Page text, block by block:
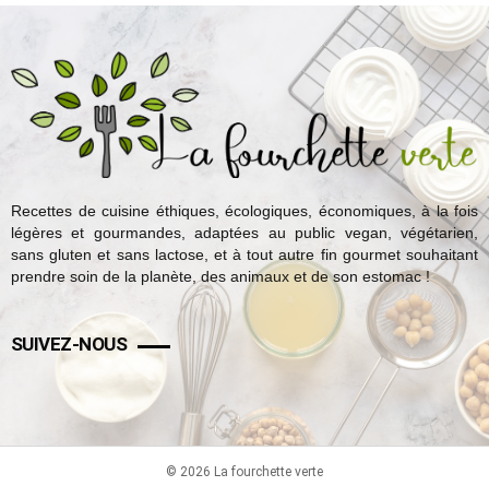
Recettes de cuisine éthiques, écologiques, économiques, à la fois
légères et gourmandes, adaptées au public vegan, végétarien,
sans gluten et sans lactose, et à tout autre fin gourmet souhaitant
prendre soin de la planète, des animaux et de son estomac !
SUIVEZ-NOUS
© 2026 La fourchette verte